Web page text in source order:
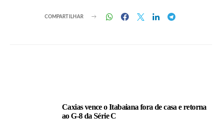
COMPARTILHAR
Caxias vence o Itabaiana fora de casa e retorna
ao G-8 da Série C